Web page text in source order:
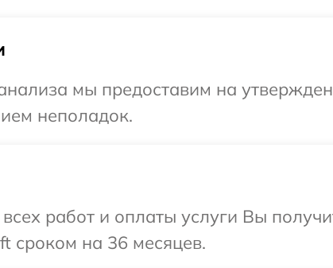
мы предоставим на
неполадок.
работ и оплаты услуги Вы
сроком на 36 месяцев.